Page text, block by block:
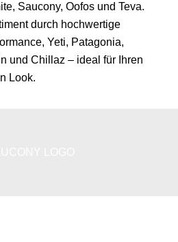
Saucony, Oofos und Teva.
durch hochwertige
Yeti, Patagonia,
und Chillaz – ideal für Ihren
Look.